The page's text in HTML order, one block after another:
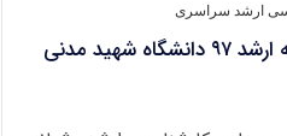
ارشد سراسری
اعلام شهریه دوره های غیرروزانه ارشد ۹۷ دانشگاه شهید مدنی